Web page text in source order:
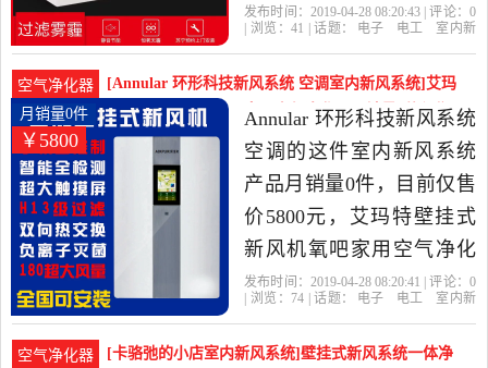
化器是2019年
工当中性价比很高的室内
新风系统，由福建 厦门发
货。
发布时间：2019-04-28 08:20:43 | 评论： 0
| 浏览：41 | 话题： 电子 电工
室内新
空气净化器
[Annular 环形科技新风系统 空调室内新风系统]艾玛
特壁挂式新风机氧吧家用空气净化器月销量0件仅售
5800元
￥5800
月销量0件
Annular 环形科技新风系统
空调的这件室内新风系统
产品月销量0件，目前仅售
价5800元，艾玛特壁挂式
新风机氧吧家用空气净化
器换气机除雾霾除甲醛
形科技新风系统 空调精选
发布时间：2019-04-28 08:20:41 | 评论： 0
| 浏览： 74 | 话题： 电子 电工
室内新
空气净化器
[卡骆弛的小店室内新风系统]壁挂式新风系统一体净